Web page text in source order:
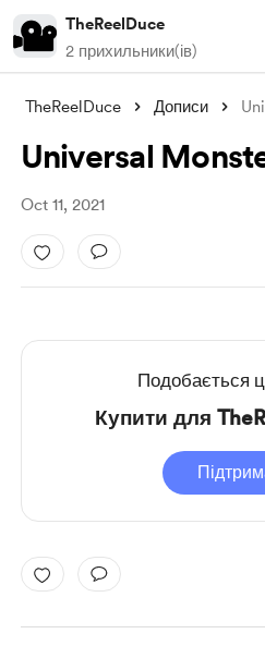
TheReelDuce
2 прихильники(ів)
TheReelDuce Дописи
Universal
Oct 11, 2021
Подобається
Купити для